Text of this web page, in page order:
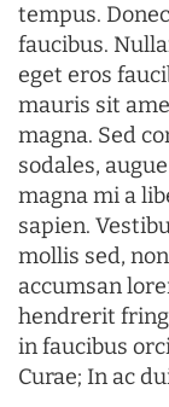
tempus.
faucibus.
eget eros
mauris sit
magna. Sed
sodales,
magna mi a
sapien.
mollis sed,
accumsan
hendrerit
in faucibus
Curae; In ac